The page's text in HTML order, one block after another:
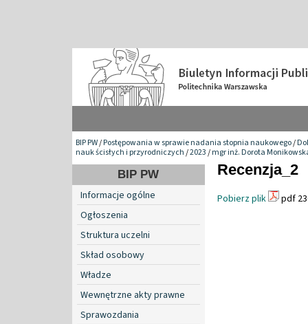
BIP PW/Postępowania w sprawie nadania stopnia naukowego/
nauk ścisłych i przyrodniczych/2023/mgr inż. Dorota
BIP PW
Informacje ogólne
Ogłoszenia
Struktura uczelni
Skład osobowy
Władze
Wewnętrzne akty prawne
Sprawozdania
Recenzja_2
Pobierz plik pdf